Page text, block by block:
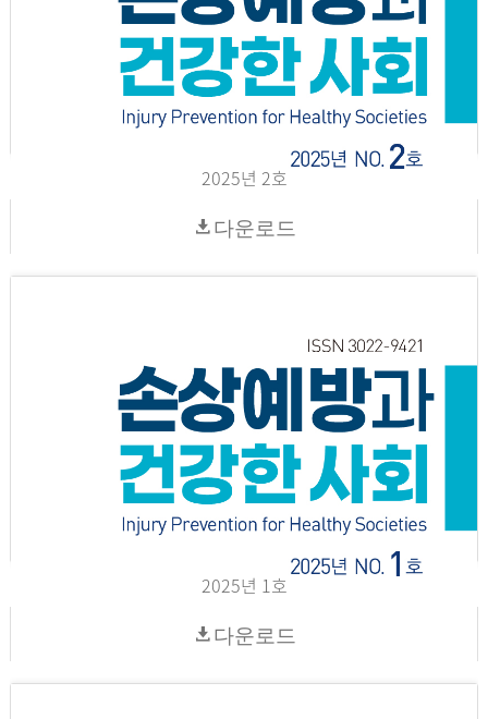
2025년 2호
다운로드
2025년 1호
다운로드